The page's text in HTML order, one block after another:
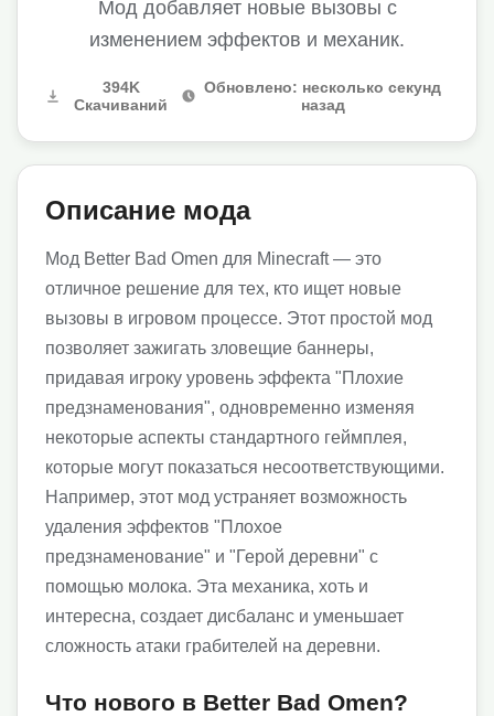
Мод добавляет новые вызовы с
изменением эффектов и механик.
394K
Скачиваний
Обновлено: несколько секунд
назад
Описание мода
Мод Better Bad Omen для Minecraft — это
отличное решение для тех, кто ищет новые
вызовы в игровом процессе. Этот простой мод
позволяет зажигать зловещие баннеры,
придавая игроку уровень эффекта "Плохие
предзнаменования", одновременно изменяя
некоторые аспекты стандартного геймплея,
которые могут показаться несоответствующими.
Например, этот мод устраняет возможность
удаления эффектов "Плохое
предзнаменование" и "Герой деревни" с
помощью молока. Эта механика, хоть и
интересна, создает дисбаланс и уменьшает
сложность атаки грабителей на деревни.
Что нового в Better Bad Omen?